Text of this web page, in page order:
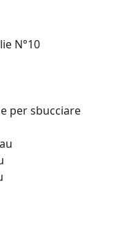
N°10
per sbucciare